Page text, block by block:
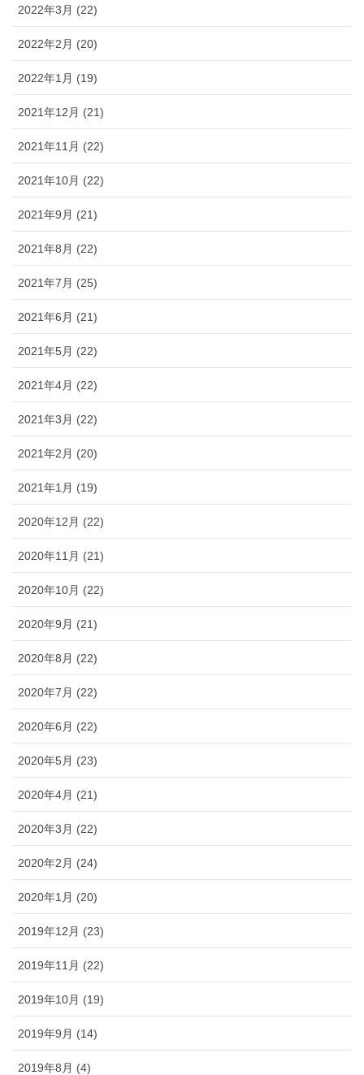
2022年3月 (22)
2022年2月 (20)
2022年1月 (19)
2021年12月 (21)
2021年11月 (22)
2021年10月 (22)
2021年9月 (21)
2021年8月 (22)
2021年7月 (25)
2021年6月 (21)
2021年5月 (22)
2021年4月 (22)
2021年3月 (22)
2021年2月 (20)
2021年1月 (19)
2020年12月 (22)
2020年11月 (21)
2020年10月 (22)
2020年9月 (21)
2020年8月 (22)
2020年7月 (22)
2020年6月 (22)
2020年5月 (23)
2020年4月 (21)
2020年3月 (22)
2020年2月 (24)
2020年1月 (20)
2019年12月 (23)
2019年11月 (22)
2019年10月 (19)
2019年9月 (14)
2019年8月 (4)